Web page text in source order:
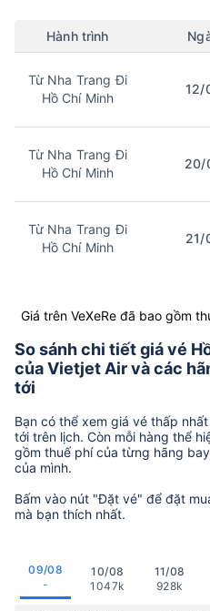
Hành trình
Từ Nha Trang Đi
Hồ Chí Minh
12/
Từ Nha Trang Đi
Hồ Chí Minh
20/
Từ Nha Trang Đi
Hồ Chí Minh
21/
Giá trên VeXeRe đã bao gồm
So sánh chi tiết giá vé
của Vietjet Air và các
tới
Bạn có thể xem giá vé thấp
tới trên lịch. Còn mỗi hàng thể
gồm thuế phí của từng hãng
của mình.
Bấm vào nút "Đặt vé" để đặt
mà bạn thích nhất.
09/08
-
10/08
1047k
11/08
928k